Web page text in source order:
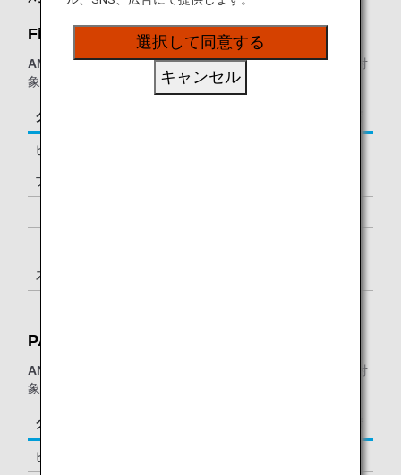
First Meridianラウンジ：
ANAグループ運航便をご利用の、以下に該当するお客様が対
象となります。
クラス／ステイタス ご同行者
ビジネスクラス
プレミアムエコノミー *1
スーパーフライヤーズ会員
PAGSSラウンジ：
ANAグループ運航便
をご利用の、以下に該当するお客様が対
象となります。
クラス／ステイタス ご同行者
ビジネスクラス
選択して同意する
キャンセル